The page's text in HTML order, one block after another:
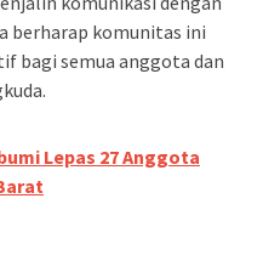
berharap komunitas ini
bagi semua anggota dan
Lepas 27 Anggota